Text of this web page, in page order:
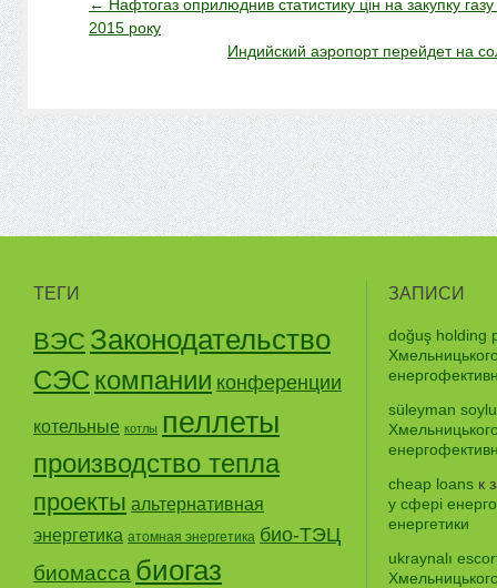
← Нафтогаз оприлюднив статистику цін на закупку
2015 року
Индийский аэропорт перейдет на
ТЕГИ
ВЭС Законодательство
СЭС компании конференции
котельные котлы пеллеты
производство тепла
проекты альтернативная
энергетика атомная энергетика био-ТЭЦ
биомасса биогаз
ЗАПИСИ
doğuş holding
süleyman
cheap loans к
у сфері
енергетики
ukraynalı